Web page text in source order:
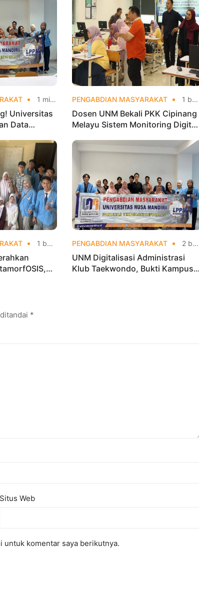
1 minggu yang lalu
Universitas
Data
PENGABDIAN MASYARAKAT 1 bulan yang lalu
Dosen UNM Bekali PKK Cipinang
Melayu Sistem Monitoring Digital
Berbasis Data
1 bulan yang lalu PENGABDIAN MASYARAKAT 2 bulan yang lalu
UNM Digitalisasi Administrasi
Klub Taekwondo, Bukti Kampus
*
Situs Web
untuk komentar saya berikutnya.